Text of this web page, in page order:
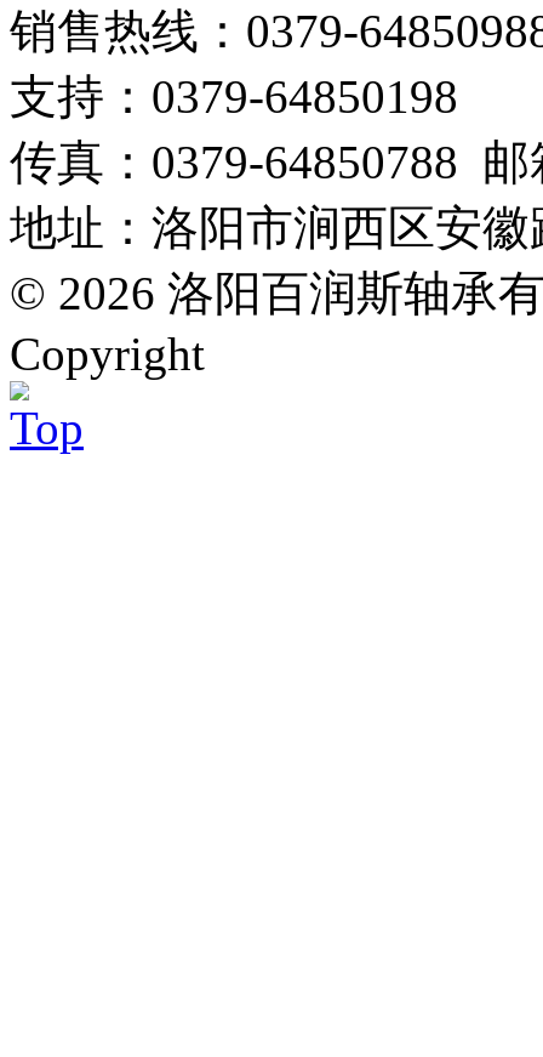
销售热线：0379-
支持：0379-64850198
传真：0379-64850788 邮
地址：洛阳市涧西区安徽
© 2026 洛阳百润斯轴承
Copyright
Top